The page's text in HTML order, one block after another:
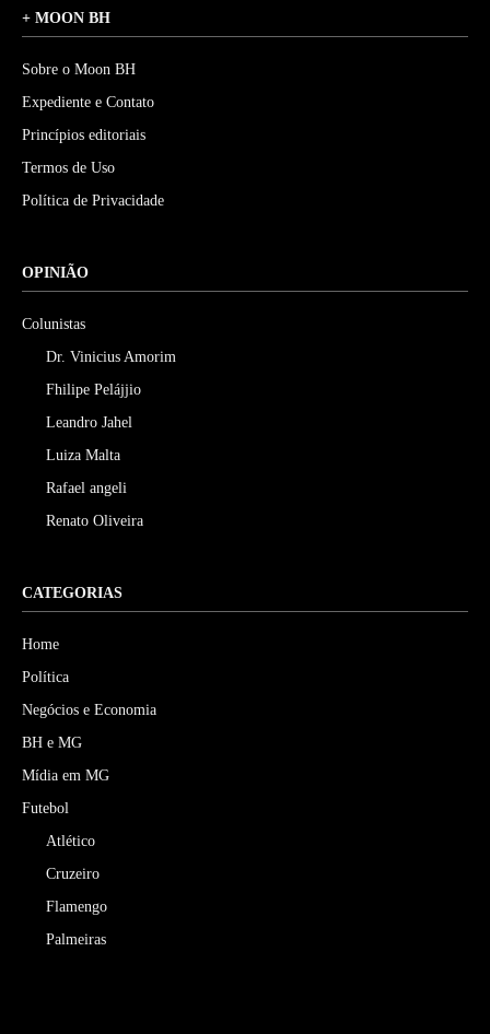
+ MOON BH
Sobre o Moon BH
Expediente e Contato
Princípios editoriais
Termos de Uso
Política de Privacidade
OPINIÃO
Colunistas
Dr. Vinicius Amorim
Fhilipe Pelájjio
Leandro Jahel
Luiza Malta
Rafael angeli
Renato Oliveira
CATEGORIAS
Home
Política
Negócios e Economia
BH e MG
Mídia em MG
Futebol
Atlético
Cruzeiro
Flamengo
Palmeiras